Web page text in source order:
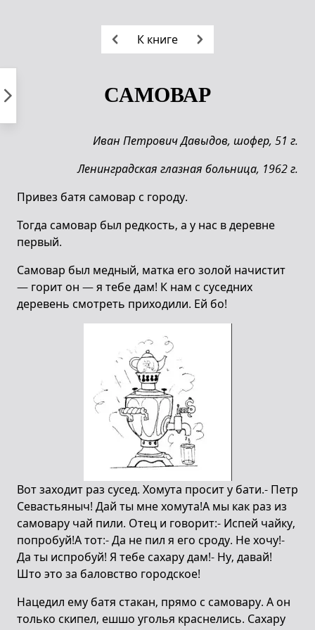
К книге
САМОВАР
Иван Петрович Давыдов, шофер, 51 г.
Ленинградская глазная больница, 1962 г.
Привез батя самовар с городу.
Тогда самовар был редкость, а у нас в деревне
первый.
Самовар был медный, матка его золой начистит
— горит он — я тебе дам! К нам с суседних
деревень смотреть приходили. Ей бо!
Вот заходит раз сусед. Хомута просит у бати.- Петр
Севастьяныч! Дай ты мне хомута!А мы как раз из
самовару чай пили. Отец и говорит:- Испей чайку,
попробуй!А тот:- Да не пил я его сроду. Не хочу!-
Да ты испробуй! Я тебе сахару дам!- Ну, давай!
Што это за баловство городское!
Нацедил ему батя стакан, прямо с самовару. А он
только скипел, ешшо уголья краснелись. Сахару